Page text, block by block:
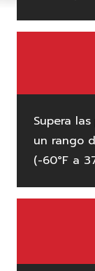
Supera
un rango
(-60°F a